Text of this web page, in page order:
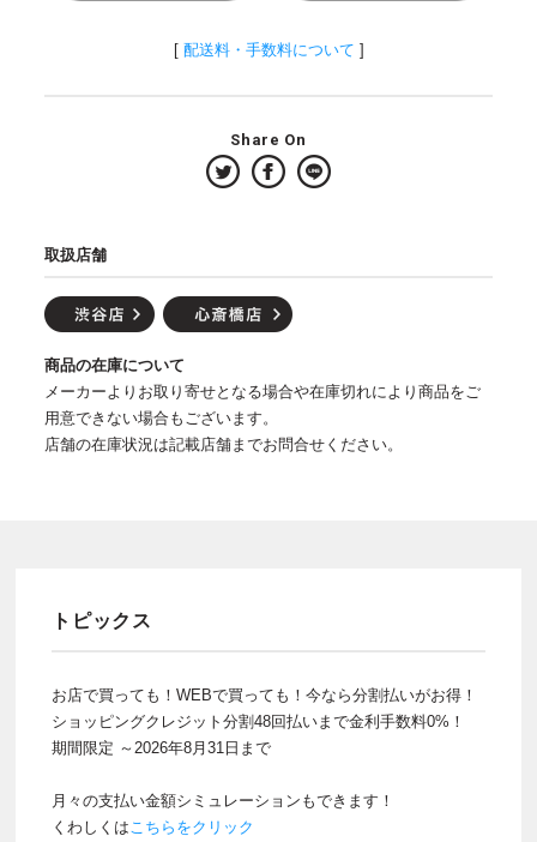
[ 配送料・手数料について ]
Share On
取扱店舗
商品の在庫について
メーカーよりお取り寄せとなる場合や在庫切れにより商品をご
用意できない場合もございます。
店舗の在庫状況は記載店舗までお問合せください。
トピックス
お店で買っても！WEBで買っても！今なら分割払いがお得！
ショッピングクレジット分割48回払いまで金利手数料0%！
期間限定 ～2026年8月31日まで
月々の支払い金額シミュレーションもできます！
くわしくはこちらをクリック